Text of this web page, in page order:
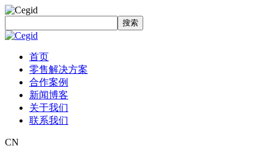
搜索
首页
零售解决方案
合作案例
新闻博客
关于我们
联系我们
CN